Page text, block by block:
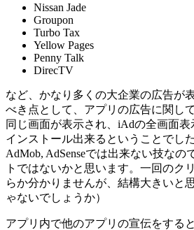
Nissan Jade
Groupon
Turbo Tax
Yellow Pages
Penny Talk
DirecTV
など、かなり多くの大企業の広告が
べき点として、アプリの広告に関し
同じ画面が表示され、iAdの全画面
インストール出来るということでし
AdMob, AdSenseでは出来ない技なの
トではないかと思います。一回のク
らか分かりませんが、結構大きいと
ゃないでしょうか）
アプリ内で他のアプリの宣伝をする